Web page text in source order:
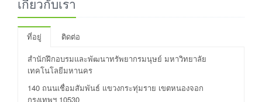
เกี่ยวกับเรา
ที่อยู่
ติดต่อ
สำนักฝึกอบรมและพัฒนาทรัพยากรมนุษย์ มหาวิทยาลัย
เทคโนโลยีมหานคร
140 ถนนเชื่อมสัมพันธ์ แขวงกระทุ่มราย เขตหนองจอก
กรุงเทพฯ 10530